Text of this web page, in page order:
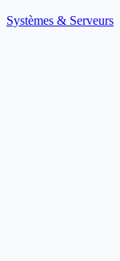
Systèmes & Serveurs